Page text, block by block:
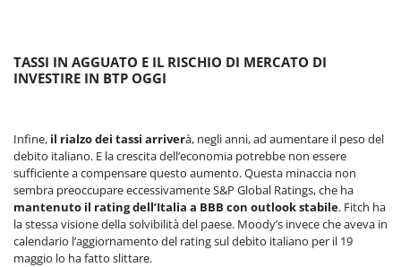
TASSI IN AGGUATO E IL RISCHIO DI MERCATO DI
INVESTIRE IN BTP OGGI
Infine, il rialzo dei tassi arriverà, negli anni, ad aumentare il peso del
debito italiano. E la crescita dell’economia potrebbe non essere
sufficiente a compensare questo aumento. Questa minaccia non
sembra preoccupare eccessivamente S&P Global Ratings, che ha
mantenuto il rating dell’Italia a BBB con outlook stabile. Fitch ha
la stessa visione della solvibilità del paese. Moody’s invece che aveva in
calendario l’aggiornamento del rating sul debito italiano per il 19
maggio lo ha fatto slittare.